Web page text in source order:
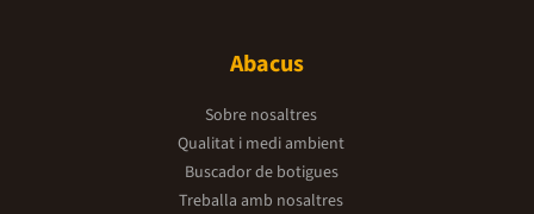
Abacus
Sobre nosaltres
Qualitat i medi ambient
Buscador de botigues
Treballa amb nosaltres